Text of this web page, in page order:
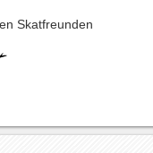
Skatfreunden